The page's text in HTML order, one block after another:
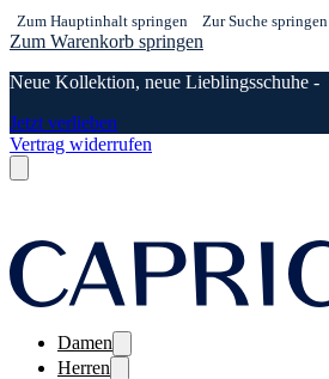
Zum Hauptinhalt springen Zur Suche springen
Zum Warenkorb springen
Neue Kollektion, neue Lieblingsschuhe -
Jetzt verlieben
Vertrag widerrufen
Damen
Herren